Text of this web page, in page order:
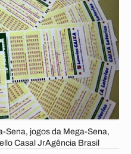
Sena, jogos da Mega-Sena,
Casal JrAgência Brasil